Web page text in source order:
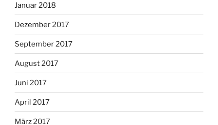
Januar 2018
Dezember 2017
September 2017
August 2017
Juni 2017
April 2017
März 2017